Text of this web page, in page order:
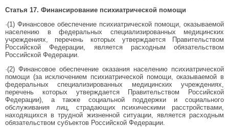
Статья 17. Финансирование психиатрической помощи
·(1) Финансовое обеспечение психиатрической помощи, оказываемой
населению в федеральных специализированных медицинских
учреждениях, перечень которых утверждается Правительством
Российской Федерации, является расходным обязательством
Российской Федерации.
·(2) Финансовое обеспечение оказания населению психиатрической
помощи (за исключением психиатрической помощи, оказываемой в
федеральных специализированных медицинских учреждениях,
перечень которых утверждается Правительством Российской
Федерации), а также социальной поддержки и социального
обслуживания лиц, страдающих психическими расстройствами,
находящихся в трудной жизненной ситуации, является расходным
обязательством субъектов Российской Федерации.